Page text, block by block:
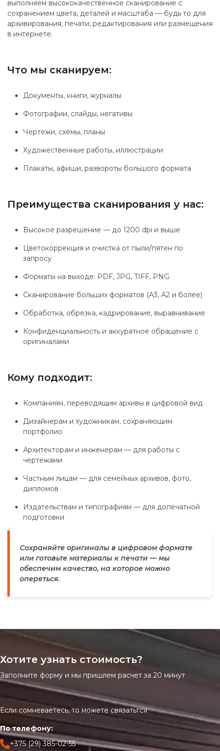
выполняем высококачественное сканирование с
сохранением цвета, деталей и масштаба — будь то для
архивирования, печати, редактирования или размещения
в интернете.
Что мы сканируем:
Документы, книги, журналы
Фотографии, слайды, негативы
Чертежи, схемы, планы
Художественные работы, иллюстрации
Плакаты, афиши, развороты большого формата
Преимущества сканирования у нас:
Высокое разрешение — до 1200 dpi и выше
Цветокоррекция и очистка от пыли/пятен по
запросу
Форматы на выходе: PDF, JPG, TIFF, PNG
Сканирование больших форматов (А3, А2 и более)
Обработка, обрезка, кадрирование, выравнивание
Конфиденциальность и аккуратное обращение с
оригиналами
Кому подходит:
Компаниям, переводящим архивы в цифровой вид
Дизайнерам и художникам, сохраняющим
портфолио
Архитекторам и инженерам — для работы с
чертежами
Частным лицам — для семейных архивов, фото,
дипломов
Издательствам и типографиям — для допечатной
подготовки
Сохраняйте оригиналы в цифровом формате
или готовьте материалы к печати — мы
обеспечим качество, на которое можно
опереться.
Хотите узнать стоимость?
Заполните форму и мы пришлем расчет за 20 минут
Если сомневаетесь, то можете связатьтся:
По телефону:
+375 (29) 385-02-55